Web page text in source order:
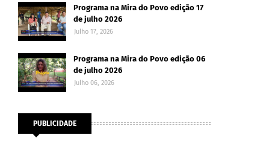
Programa na Mira do Povo edição 17
de julho 2026
Julho 17, 2026
Programa na Mira do Povo edição 06
de julho 2026
Julho 06, 2026
PUBLICIDADE